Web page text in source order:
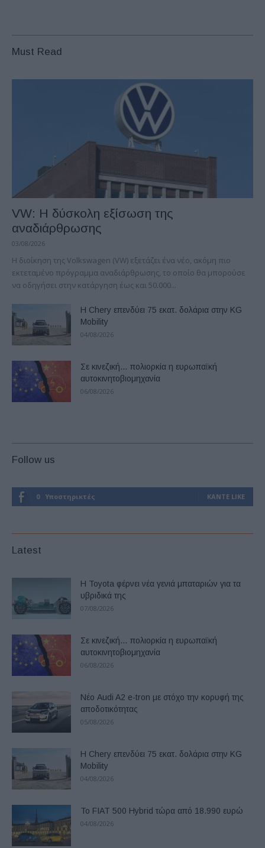
Must Read
VW: Η δύσκολη εξίσωση της
αναδιάρθρωσης
03/08/2026
Η διοίκηση της Volkswagen (VW) εξετάζει ένα νέο, ακόμη πιο
εκτεταμένο πρόγραμμα αναδιάρθρωσης, το οποίο θα μπορούσε
να οδηγήσει στην κατάργηση έως και 50.000...
Η Chery επενδύει 75 εκατ. δολάρια στην KG
Mobility
04/08/2026
Σε κινεζική… πολιορκία η ευρωπαϊκή
αυτοκινητοβιομηχανία
06/08/2026
Follow us
0 Υποστηρικτές ΚΆΝΤΕ LIKE
Latest
Η Toyota φέρνει νέα γενιά μπαταριών για τα
υβριδικά της
07/08/2026
Σε κινεζική… πολιορκία η ευρωπαϊκή
αυτοκινητοβιομηχανία
06/08/2026
Νέο Audi A2 e-tron με στόχο την κορυφή της
αποδοτικότητας
05/08/2026
Η Chery επενδύει 75 εκατ. δολάρια στην KG
Mobility
04/08/2026
Το FIAT 500 Hybrid τώρα από 18.990 ευρώ
04/08/2026